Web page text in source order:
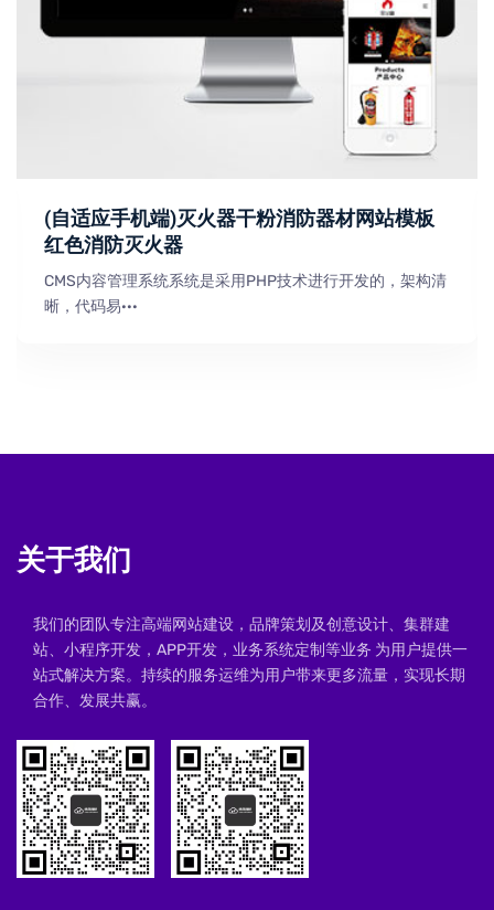
(自适应手机端)灭火器干粉消防器材网站模板
红色消防灭火器
CMS内容管理系统系统是采用PHP技术进行开发的，架构清
晰，代码易···
关于我们
我们的团队专注高端网站建设，品牌策划及创意设计、集群建
站、小程序开发，APP开发，业务系统定制等业务 为用户提供一
站式解决方案。持续的服务运维为用户带来更多流量，实现长期
合作、发展共赢。